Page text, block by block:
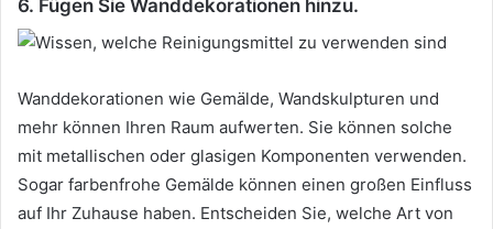
6. Fügen Sie Wanddekorationen hinzu.
Wanddekorationen wie Gemälde, Wandskulpturen und
mehr können Ihren Raum aufwerten. Sie können solche
mit metallischen oder glasigen Komponenten verwenden.
Sogar farbenfrohe Gemälde können einen großen Einfluss
auf Ihr Zuhause haben. Entscheiden Sie, welche Art von